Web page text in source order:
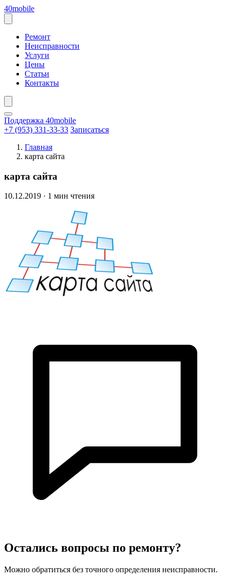
Перейти
к
содержанию
40mobile
Открыть
Ремонт
Неисправности
Услуги
Цены
Статьи
Контакты
Поддержка 40mobile
+7 (953) 331-33-33 Записаться
Главная
карта сайта
карта сайта
10.12.2019 · 1 мин чтения
Остались вопросы по ремонту?
Можно обратиться без точного определения неисправности.